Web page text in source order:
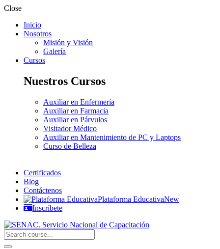
Close
Inicio
Nosotros
Misión y Visión
Galería
Cursos
Nuestros Cursos
Auxiliar en Enfermería
Auxiliar en Farmacia
Auxiliar en Párvulos
Visitador Médico
Auxiliar en Mantenimiento de PC y Laptops
Curso de Belleza
Certificados
Blog
Contáctenos
Plataforma EducativaNew
Inscríbete